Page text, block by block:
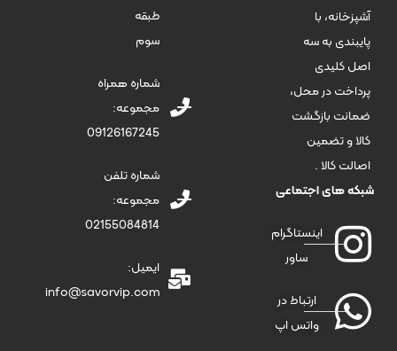
آشپزخانه، با
پایبندی به سه
اصل کلیدی
پرداخت در محل،
ضمانت بازگشت
کالا و تضمین
اصالت کالا .
شبکه های اجتماعی
اینستاگرام
ساور
ارتباط در
واتس اپ
طبقه
سوم
شماره همراه
مجموعه:
09126167245
شماره تلفن
مجموعه:
02155084814
ایمیل:
info@savorvip.com